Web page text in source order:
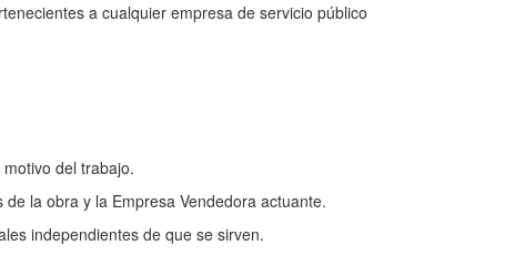
a cualquier empresa de servicio público
del trabajo.
la obra y la Empresa Vendedora actuante.
independientes de que se sirven.